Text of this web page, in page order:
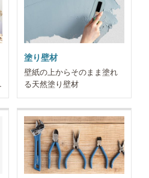
塗り壁材
壁紙の上からそのまま塗れ
る天然塗り壁材